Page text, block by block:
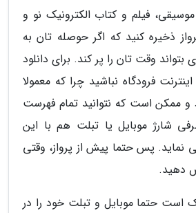
فیلم و کتاب الکترونیک نو و
ذخیره کنید که اگر حوصله تان به
وقت تان را پر کند. برای دانلود
فرودگاه نباشید چرا که معمولا
و ممکن است که نتوانید تمام فهرست
شارژ موبایل یا تبلت هم با این
نماید. پس حتما پیش از پرواز، وقتی
دهید.
است حتما موبایل و تبلت خود را در